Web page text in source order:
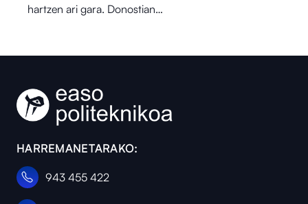
hartzen ari gara. Donostian…
HARREMANETARAKO:
943 455 422